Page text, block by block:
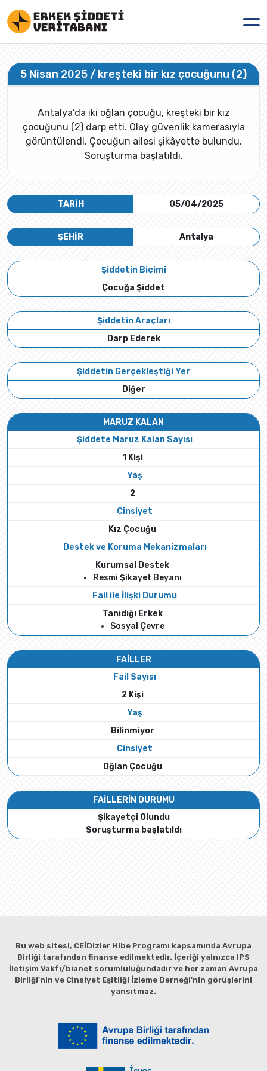
5 Nisan 2025 / kreşteki bir kız çocuğunu (2)
Antalya’da iki oğlan çocuğu, kreşteki bir kız
çocuğunu (2) darp etti. Olay güvenlik kamerasıyla
görüntülendi. Çocuğun ailesi şikâyette bulundu.
Soruşturma başlatıldı.
TARİH 05/04/2025
Antalya
ŞEHİR
Şiddetin Biçimi
Çocuğa Şiddet
Şiddetin Araçları
Darp Ederek
Şiddetin Gerçekleştiği Yer
Diğer
MARUZ KALAN
Şiddete Maruz Kalan Sayısı
1 Kişi
Yaş
2
Cinsiyet
Kız Çocuğu
Destek ve Koruma Mekanizmaları
Kurumsal Destek
Resmi Şikayet Beyanı
Fail ile İlişki Durumu
Tanıdığı Erkek
Sosyal Çevre
FAİLLER
Fail Sayısı
2 Kişi
Yaş
Bilinmiyor
Cinsiyet
Oğlan Çocuğu
FAİLLERİN DURUMU
Şikayetçi Olundu
Soruşturma başlatıldı
Bu web sitesi, CEİDizler Hibe Programı kapsamında Avrupa
Birliği tarafından finanse edilmektedir. İçeriği yalnızca IPS
İletişim Vakfı/bianet sorumluluğundadır ve her zaman Avrupa
Birliği'nin ve Cinsiyet Eşitliği İzleme Derneği'nin görüşlerini
yansıtmaz.